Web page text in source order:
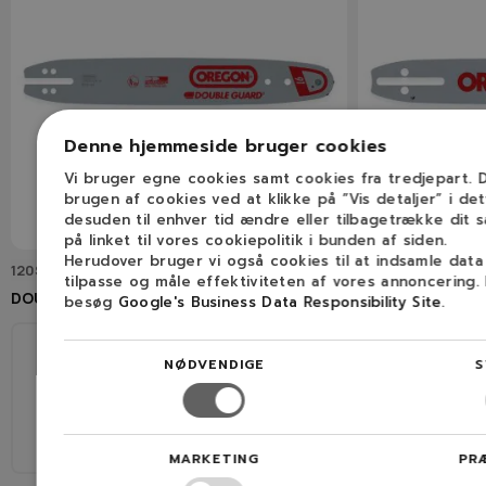
120SDEA218
DOUBLE GUARD Sværd
1,3 mm (0,050″)
120SDEA095
12"(30cm) / 3/8H
Denne hjemmeside bruger cookies
Vi bruger egne cookies samt cookies fra tredjepart.
brugen af cookies ved at klikke på ”Vis detaljer” i
desuden til enhver tid ændre eller tilbagetrække dit
på linket til vores cookiepolitik i bunden af siden.
Herudover bruger vi også cookies til at indsamle
tilpasse og måle effektiviteten af vores annoncering.
besøg Google's Business Data Responsibility Site.
NØDVENDIGE
MARKETING